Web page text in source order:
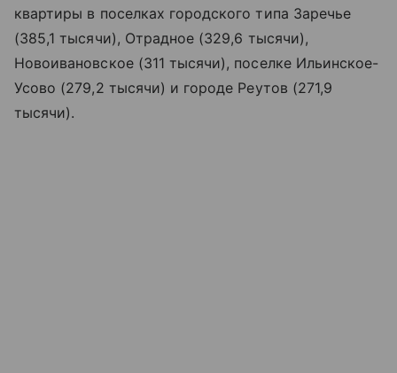
квартиры в поселках городского типа Заречье
(385,1 тысячи), Отрадное (329,6 тысячи),
Новоивановское (311 тысячи), поселке Ильинское-
Усово (279,2 тысячи) и городе Реутов (271,9
тысячи).